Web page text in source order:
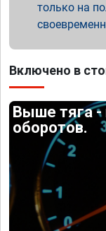
только на
Включено в
Выше тяга -
оборотов.